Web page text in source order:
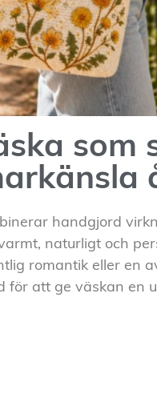
som
handgjord
naturligt och
romantik eller en
för att ge väskan en